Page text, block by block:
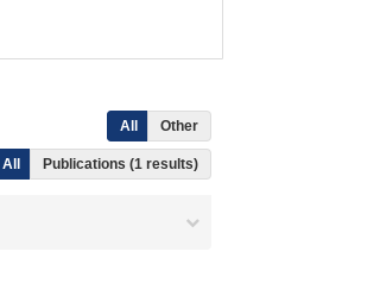
All Other
All Publications (1 results)